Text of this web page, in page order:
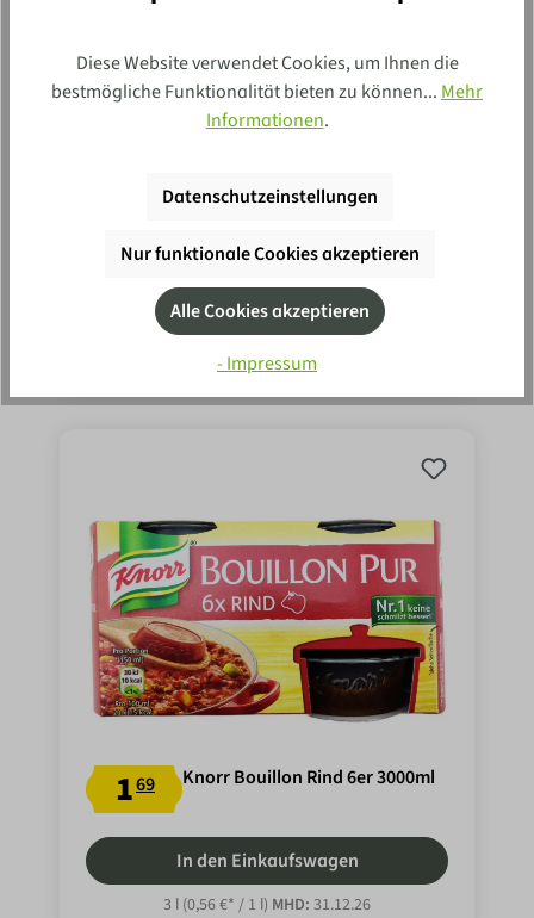
1
In den Einkaufswagen
(0,56 €* / 1 l)
169 Knorr Bouillon Rind 6er 3000ml
In den Einkaufswagen
3 l (0,56 €* / 1 l) MHD: 31.12.26
Diese Website verwendet Cookies, um Ihnen die
bestmögliche Funktionalität bieten zu können...Mehr
Informationen.
Datenschutzeinstellungen
Nur funktionale Cookies akzeptieren
Alle Cookies akzeptieren
- Impressum